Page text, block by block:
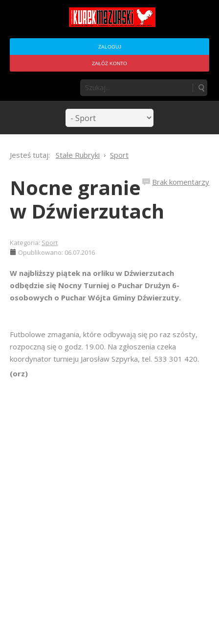
ZALOGUJ
ZAŁÓŻ KONTO
Jesteś tutaj: Stałe Rubryki Sport
Brak komentarzy
Nocne granie
w Dźwierzutach
Kategoria: Sport
Opublikowano: 06.07.2016
W najbliższy piątek na orliku w Dźwierzutach
odbędzie się Nocny Turniej o Puchar Drużyn 6-
osobowych o Puchar Wójta Gminy Dźwierzuty.
Futbolowe zmagania, które odbywają się po raz szósty,
rozpoczną się o godz. 19.00. Na zgłoszenia czeka
koordynator turnieju Jarosław Szpyrka, tel. 533 301 420.
(orz)